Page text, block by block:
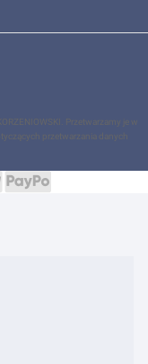
Przetwarzamy je w
przetwarzania danych